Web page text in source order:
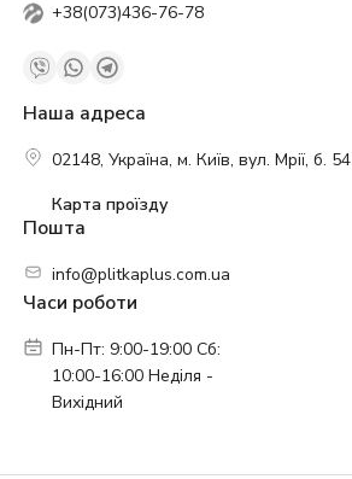
+38(073)436-76-78
Наша адреса
02148, Україна, м. Київ, вул. Мрії, б. 54
Карта проїзду
Пошта
info@plitkaplus.com.ua
Часи роботи
Пн-Пт: 9:00-19:00 Сб:
10:00-16:00 Неділя -
Вихідний